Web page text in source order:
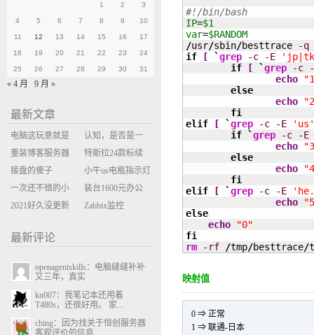
#!/bin/bash
IP=$1
var=$RANDOM
/usr/sbin/besttrace
-q
if
[ `grep -c -E
if
[ `grep -c
echo
else
echo
fi
elif
[ `grep -c -E
'us'
if
`grep -c
-E
echo
else
echo
fi
elif
[ `grep -c -E
echo
else
echo
"0"
fi
rm
-rf /tmp/besttrace/
映射值
0 ⇒ 正常
1 ⇒ 联通-日本
1 2 3
4 5 6 7 8 9 10
11 12 13 14 15 16 17
18 19 20 21 22 23 24
25 26 27 28 29 30 31
« 4 月 9 月 »
最新文章
电脑这玩意就是
缝缝补补的事
认知，是否是一
座大山？当架构
决策变成配置清
单比价
重装博客服务器
环境
特斯拉24款标续
Model Y 2万公里
使用体验
接盘的傻子
小牛us电瓶指示灯
闪三次不上电
一次还不错的小
米售后体验
装台1600元办公
主机
2021好久没更新
Zabbix监控
最新评论
openagentskills：电脑缝缝补补
又三年，真实
kn007：我笔记本还用着
T480s，还很好用。 家...
ching：因为找关于恒创服务器
客观评价的信息...